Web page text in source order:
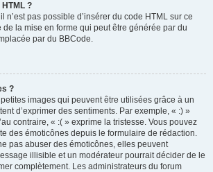
?
n’est pas possible d’insérer du code HTML sur ce
la mise en forme qui peut être générée par du
par du BBCode.
?
images qui peuvent être utilisées grâce à un
d’exprimer des sentiments. Par exemple, « :) »
contraire, « :( » exprime la tristesse. Vous pouvez
des émoticônes depuis le formulaire de rédaction.
pas abuser des émoticônes, elles peuvent
illisible et un modérateur pourrait décider de le
complètement. Les administrateurs du forum